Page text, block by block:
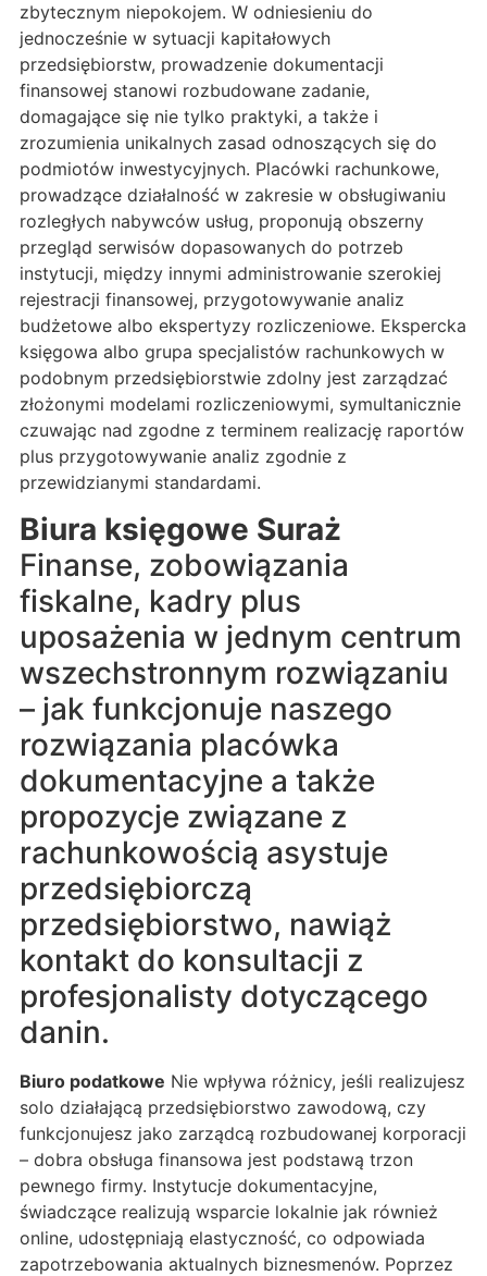
zbytecznym niepokojem. W odniesieniu do
jednocześnie w sytuacji kapitałowych
przedsiębiorstw, prowadzenie dokumentacji
finansowej stanowi rozbudowane zadanie,
domagające się nie tylko praktyki, a także i
zrozumienia unikalnych zasad odnoszących się do
podmiotów inwestycyjnych. Placówki rachunkowe,
prowadzące działalność w zakresie w obsługiwaniu
rozległych nabywców usług, proponują obszerny
przegląd serwisów dopasowanych do potrzeb
instytucji, między innymi administrowanie szerokiej
rejestracji finansowej, przygotowywanie analiz
budżetowe albo ekspertyzy rozliczeniowe. Ekspercka
księgowa albo grupa specjalistów rachunkowych w
podobnym przedsiębiorstwie zdolny jest zarządzać
złożonymi modelami rozliczeniowymi, symultanicznie
czuwając nad zgodne z terminem realizację raportów
plus przygotowywanie analiz zgodnie z
przewidzianymi standardami.
Biura księgowe Suraż
Finanse, zobowiązania
fiskalne, kadry plus
uposażenia w jednym centrum
wszechstronnym rozwiązaniu
– jak funkcjonuje naszego
rozwiązania placówka
dokumentacyjne a także
propozycje związane z
rachunkowością asystuje
przedsiębiorczą
przedsiębiorstwo, nawiąż
kontakt do konsultacji z
profesjonalisty dotyczącego
danin.
Biuro podatkowe Nie wpływa różnicy, jeśli realizujesz
solo działającą przedsiębiorstwo zawodową, czy
funkcjonujesz jako zarządcą rozbudowanej korporacji
– dobra obsługa finansowa jest podstawą trzon
pewnego firmy. Instytucje dokumentacyjne,
świadczące realizują wsparcie lokalnie jak również
online, udostępniają elastyczność, co odpowiada
zapotrzebowania aktualnych biznesmenów. Poprzez